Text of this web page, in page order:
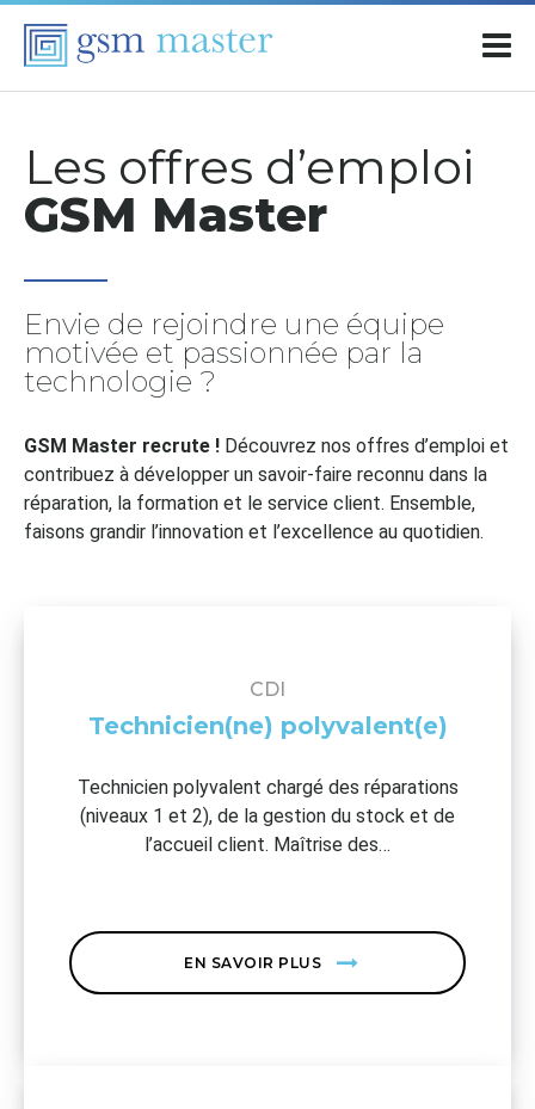
Les offres d’emploi
GSM Master
Envie de rejoindre une équipe
motivée et passionnée par la
technologie ?
GSM Master recrute ! Découvrez nos offres d’emploi et
contribuez à développer un savoir-faire reconnu dans la
réparation, la formation et le service client. Ensemble,
faisons grandir l’innovation et l’excellence au quotidien.
CDI
Technicien(ne) polyvalent(e)
Technicien polyvalent chargé des réparations
(niveaux 1 et 2), de la gestion du stock et de
l’accueil client. Maîtrise des…
EN SAVOIR PLUS